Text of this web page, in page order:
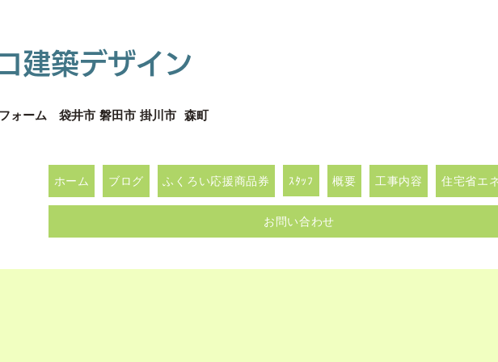
建築デザイン
ォーム 袋井市 磐田市 掛川市 森町
ホーム ブログ ふくろい応援商品券 ｽﾀｯﾌ 概要 工事内容 住宅省エ
お問い合わせ